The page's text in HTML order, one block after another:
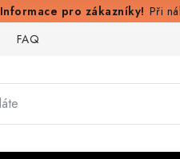
Při
FAQ